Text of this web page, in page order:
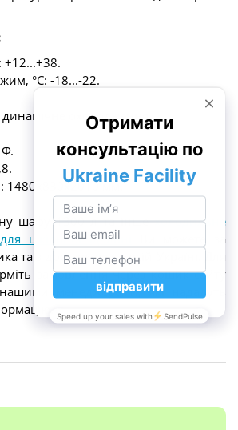
+12...+38.
°С: -18...-22.
охолодження.
1480х830х2010 мм.
шафу 1300 л та іншехолодильне
шкільної їдальні
Ви можете за
та з доставкою по всій Україні. Для
замовлення через кошик сайту
менеджерами, які нададуть